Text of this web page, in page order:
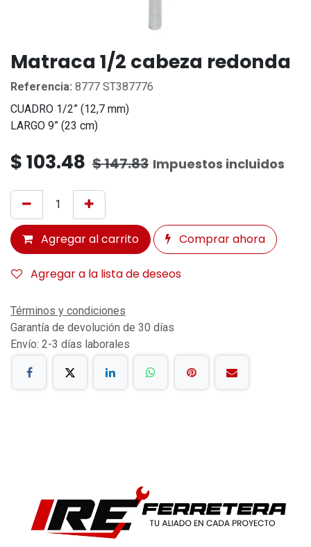
Matraca 1/2 cabeza redonda
Referencia: 8777 ST387776
CUADRO 1/2” (12,7 mm)
LARGO 9” (23 cm)
$103.48 $147.83 Impuestos incluidos
Agregar al carrito Comprar ahora
Agregar a la lista de deseos
Términos y condiciones
Garantía de devolución de 30 días
Envío: 2-3 días laborales